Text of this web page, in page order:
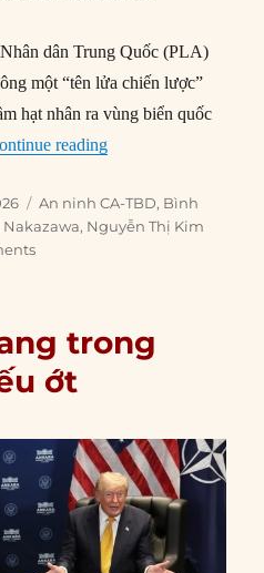
dân Trung Quốc (PLA)
một “tên lửa chiến lược”
hạt nhân ra vùng biển quốc
reading“Tập thử giới hạn
Categories
An ninh CA-TBD, Bình
Nakazawa, Nguyễn Thị Kim
trong
ớt